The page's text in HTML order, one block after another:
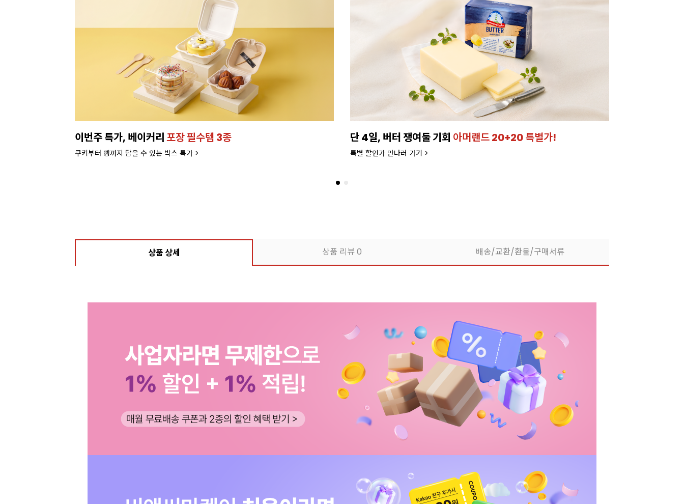
이번주 특가, 베이커리포장 필수템 3종
쿠키부터 빵까지 담을 수 있는 박스 특가 >
단 4일, 버터 쟁여둘 기회 아머랜드 20+20 특별가!
특별 할인가 만나러 가기 >
상품 상세 상품 리뷰0 배송/교환/환불/구매서류